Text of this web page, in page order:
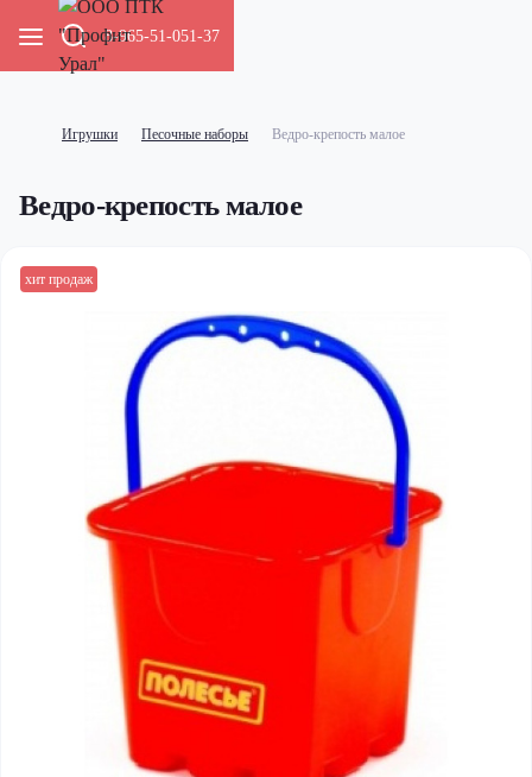
8-965-51-051-37
Игрушки Песочные наборы Ведро-крепость малое
Ведро-крепость малое
хит продаж